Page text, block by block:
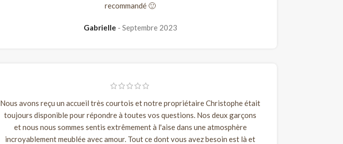
recommandé 🙂
Gabrielle Septembre 2023
Nous avons reçu un accueil très courtois et notre propriétaire Christophe était
toujours disponible pour répondre à toutes vos questions. Nos deux garçons
et nous nous sommes sentis extrêmement à l'aise dans une atmosphère
incroyablement meublée avec amour. Tout ce dont vous avez besoin est là et